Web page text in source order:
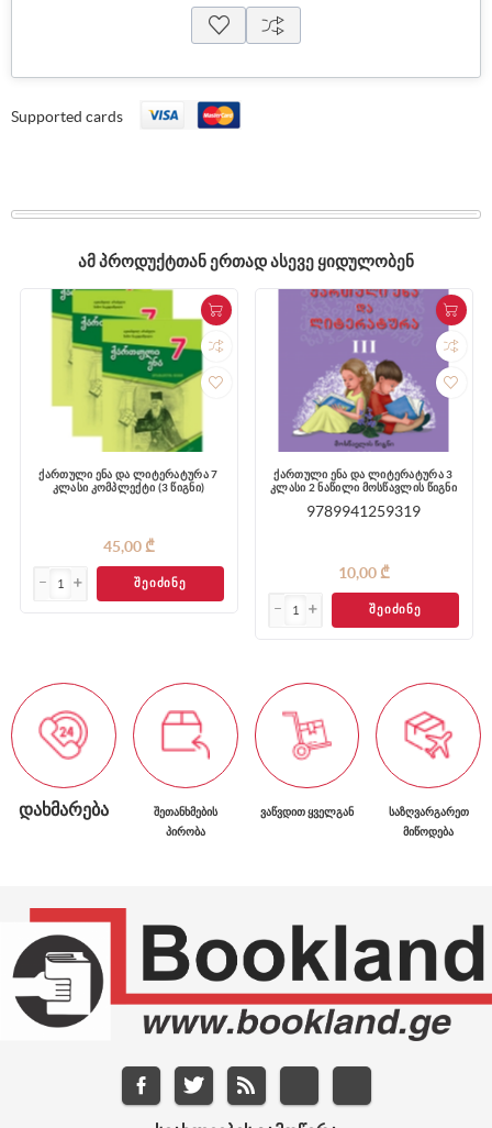
Supported cards
ᲐᲛ ᲞᲠᲝᲓᲣᲥᲢᲗᲐᲜ ᲔᲠᲗᲐᲓ ᲐᲡᲔᲕᲔ ᲧᲘᲓᲣᲚᲝᲑᲔᲜ
ქართული ენა და ლიტერატურა 7
კლასი კომპლექტი (3 წიგნი)
45,00 ₾
ᲨᲔᲘᲫᲘᲜᲔ
ქართული ენა და ლიტერატურა 3
კლასი 2 ნაწილი მოსწავლის წიგნი
9789941259319
10,00 ₾
ᲨᲔᲘᲫᲘᲜᲔ
ᲓᲐᲮᲛᲐᲠᲔᲑᲐ
ᲨᲔᲗᲐᲜᲮᲛᲔᲑᲘᲡ
ᲞᲘᲠᲝᲑᲐ
ᲕᲐᲬᲕᲓᲘᲗ ᲧᲕᲔᲚᲒᲐᲜ
ᲡᲐᲖᲦᲕᲐᲠᲒᲐᲠᲔᲗ
ᲛᲘᲬᲝᲓᲔᲑᲐ